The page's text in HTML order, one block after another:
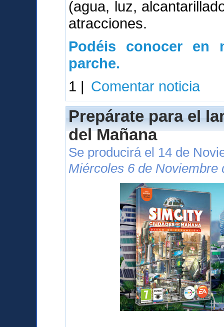
(agua, luz,
atracciones.
Podéis conocer en
parche.
1 | Comentar noticia
Prepárate para el
del Mañana
Se producirá el 14 de
Miércoles 6 de Noviembre